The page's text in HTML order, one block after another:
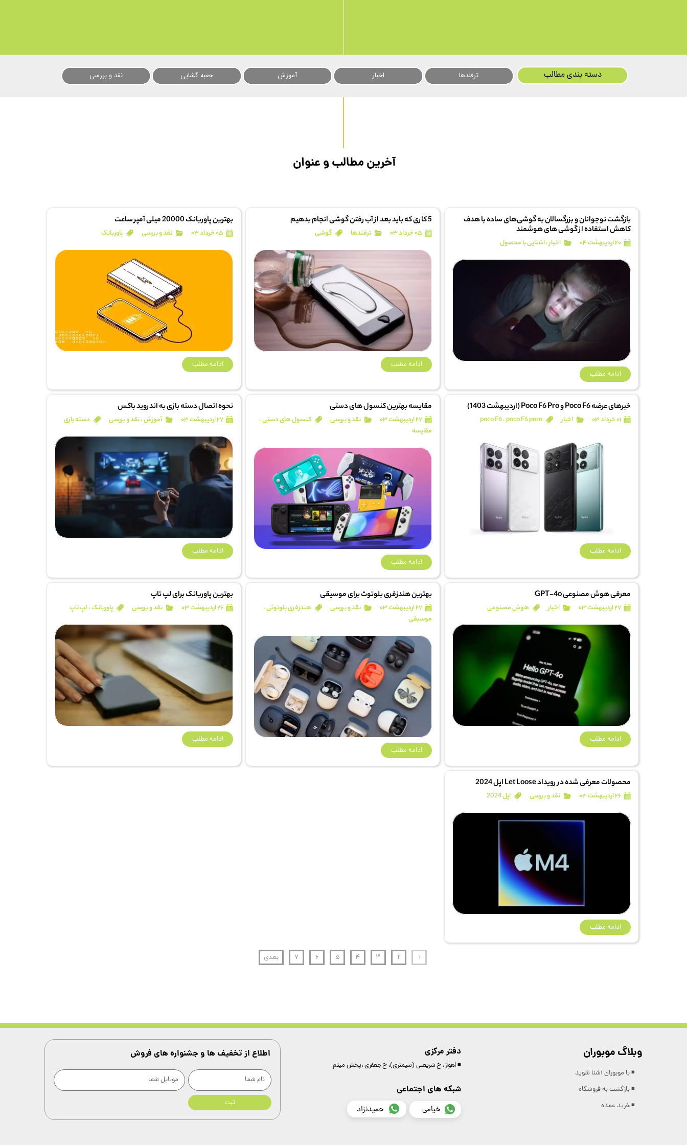
دسته بندی مطالب نقد و بررسی جعبه گشایی آموزش اخبار ترفندها
آخرین مطالب و عنوان
بازگشت نوجوانان و بزرگسالان به گوشی‌های ساده با هدف
کاهش استفاده از گوشی های هوشمند
۲۰ اردیبهشت ۰۴ اخبار،اشنایی با محصول
ادامه مطلب
5 کاری که باید بعد از آب رفتن گوشی انجام بدهیم
۰۵ خرداد ۰۳ ترفندها گوشی
ادامه مطلب
بهترین پاوربانک 20000 میلی آمپر ساعت
۰۵ خرداد ۰۳ نقد و بررسی پاوربانک
ادامه مطلب
خبرهای عرضه Poco F6 و Poco F6 Pro (اردیبهشت 1403)
۰۱ خرداد ۰۳ اخبار poco F6،poco F6 poro
ادامه مطلب
مقایسه بهترین کنسول های دستی
۲۷ اردیبهشت ۰۳ نقد و بررسی کنسول های دستی،
مقایسه
ادامه مطلب
نحوه اتصال دسته بازی به اندروید باکس
۲۷ اردیبهشت ۰۳ آموزش،نقد و بررسی دسته بازی
ادامه مطلب
معرفی هوش مصنوعی GPT-4o
۲۷ اردیبهشت ۰۳ اخبار هوش مصنوعی
ادامه مطلب
بهترین هندزفری بلوتوث برای موسیقی
۲۷ اردیبهشت ۰۳ نقد و بررسی هندزفری بلوتوثی،
موسیقی
ادامه مطلب
بهترین پاوربانک برای لپ تاپ
۲۶ اردیبهشت ۰۳ نقد و بررسی پاوربانک،لپ تاپ
ادامه مطلب
محصولات معرفی شده در رویداد Let Loose اپل 2024
۲۶ اردیبهشت ۰۳ نقد و بررسی اپل 2024
ادامه مطلب
۱ ۲ ۳ ۴ ۵ ۶ ۷ بعدی
وبلاگ موبوران
◾️ با موبوران آشنا شوید
◾️ بازگشت به فروشگاه
◾️ خرید عمده
دفتر مرکزی
◾️ اهواز، خ شریعتی (سیمتری)، خ جعفری ،پخش میثم
شبکه های اجتماعی
خیامی حمیدنژاد
ثبت
اطلاع از تخفیف ها و جشنواره های فروش